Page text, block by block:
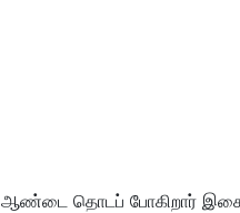
தொடப் போகிறார்